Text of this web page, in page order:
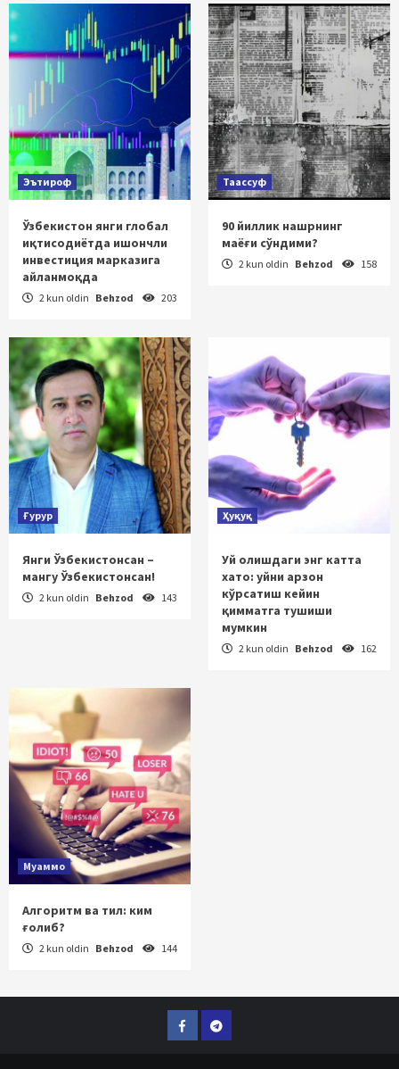
Эътироф
Ўзбекистон янги глобал
иқтисодиётда ишончли
инвестиция марказига
айланмоқда
2 kun oldin Behzod 203
Таассуф
90 йиллик нашрнинг
маёғи сўндими?
2 kun oldin Behzod 158
Ғурур
Янги Ўзбекистонсан –
мангу Ўзбекистонсан!
2 kun oldin Behzod 143
Ҳуқуқ
Уй олишдаги энг катта
хато: уйни арзон
кўрсатиш кейин
қимматга тушиши
мумкин
2 kun oldin Behzod 162
Муаммо
Алгоритм ва тил: ким
ғолиб?
2 kun oldin Behzod 144
FacebookTelegram